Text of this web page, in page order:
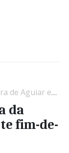
fim-de-semana
da
fim-de-